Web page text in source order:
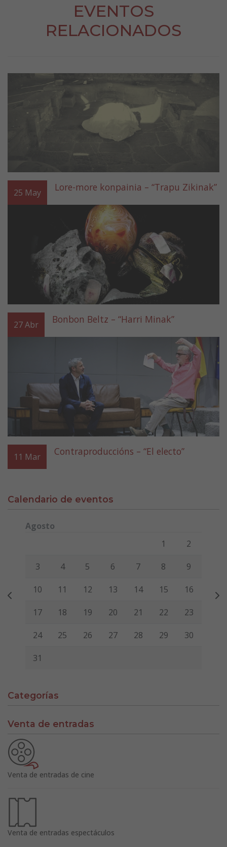
EVENTOS
RELACIONADOS
25 May Lore-more konpainia – “Trapu Zikinak”
27Abr Bonbon Beltz – “Harri Minak”
11 Mar Contraproduccións – “El electo”
Calendario de eventos
Agosto
Viernes Sábado
1 2
3 4 5 6 7 8 9
10 11 12 13 14 15 16
17 18 19 20 21 22 23
24 25 26 27 28 29 30
31
Categorías
Venta de entradas
Venta de entradas de cine
Venta de entradas espectáculos